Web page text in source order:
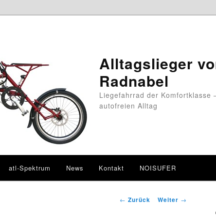
Alltagslieger
Radnabel
Liegefahrrad der Komfortklasse
autofreien Alltag
atl-Spektrum News Kontakt NOISUFER
Beitragsnavigation
← Zurück Weiter →